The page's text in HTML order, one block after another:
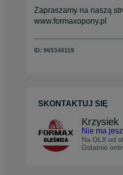
Zapraszamy na naszą
www.formaxopony.pl
ID: 965340119
SKONTAKTUJ SIĘ
Krzysiek
Nie ma
Na OLX od
Ostatnio